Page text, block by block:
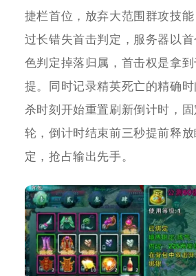
捷栏首位，放弃大范围群攻技
过长错失首击判定，服务器以
色判定掉落归属，首击权是拿
提。同时记录精英死亡的精确
杀时刻开始重置刷新倒计时，
轮，倒计时结束前三秒提前释放
定，抢占输出先手。